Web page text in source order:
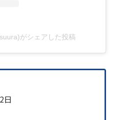
がシェアした投稿
日